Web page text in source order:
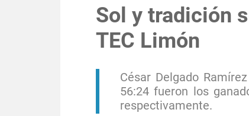
Sol y tradición
TEC Limón
César Delgado
56:24 fueron los
respectivamente.